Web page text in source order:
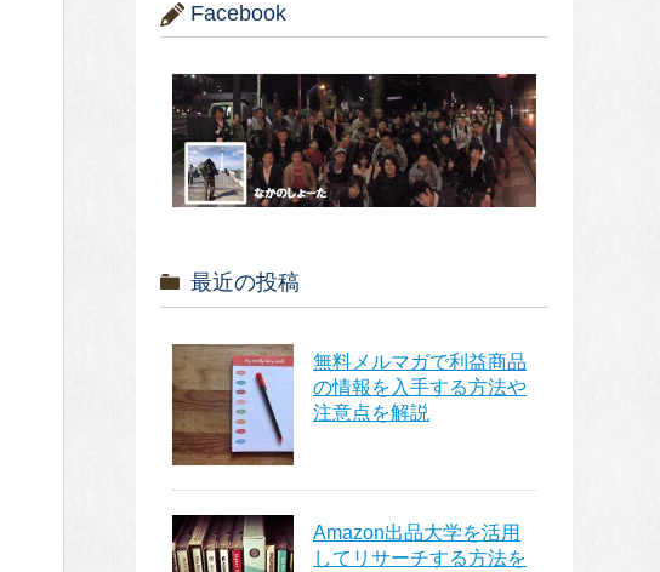
Facebook
最近の投稿
無料メルマガで利益商品
の情報を入手する方法や
注意点を解説
Amazon出品大学を活用
してリサーチする方法を